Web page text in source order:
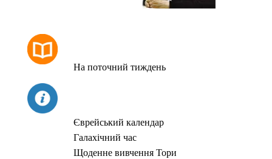
На поточний тиждень
Єврейський календар
Галахічний час
Щоденне вивчення Тори